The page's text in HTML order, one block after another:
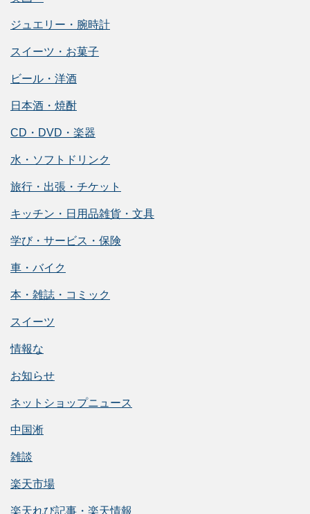
ジュエリー・腕時計
スイーツ・お菓子
ビール・洋酒
日本酒・焼酎
CD・DVD・楽器
水・ソフトドリンク
旅行・出張・チケット
キッチン・日用品雑貨・文具
学び・サービス・保険
車・バイク
本・雑誌・コミック
スイーツ
情報な
お知らせ
ネットショップニュース
中国淅
雑談
楽天市場
楽天れび記事・楽天情報